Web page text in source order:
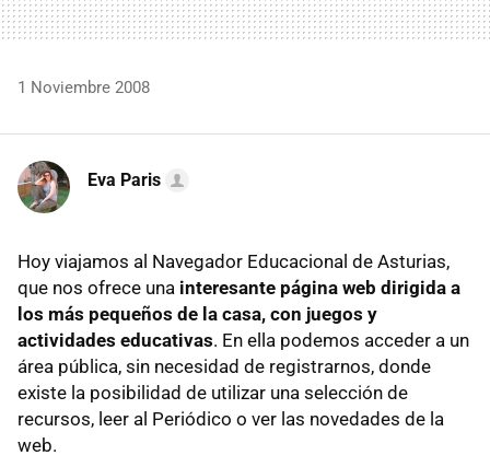
1 Noviembre 2008
Eva Paris
Hoy viajamos al Navegador Educacional de Asturias,
que nos ofrece una interesante página web dirigida a
los más pequeños de la casa, con juegos y
actividades educativas. En ella podemos acceder a un
área pública, sin necesidad de registrarnos, donde
existe la posibilidad de utilizar una selección de
recursos, leer al Periódico o ver las novedades de la
web.